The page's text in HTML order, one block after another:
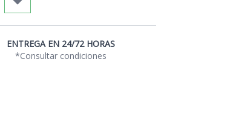
ENTREGA EN 24/72 HORAS
*Consultar condiciones